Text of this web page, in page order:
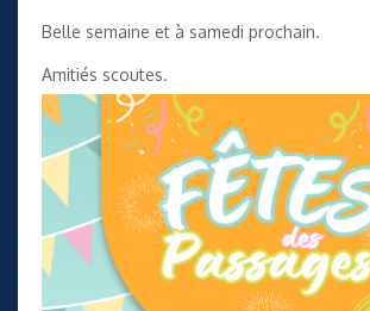
Belle semaine et à samedi prochain.
Amitiés scoutes.